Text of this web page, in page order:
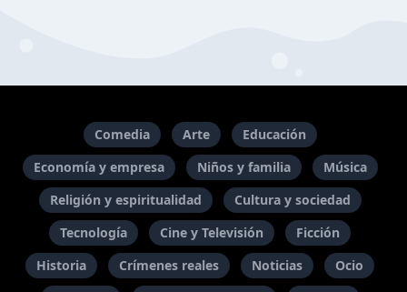
Comedia Arte
Educación
Economía y empresa
Niños y familia
Música
Religión y espiritualidad
Cultura y sociedad
Tecnología
Cine y Televisión
Ficción
Historia
Crímenes reales Noticias
Ocio